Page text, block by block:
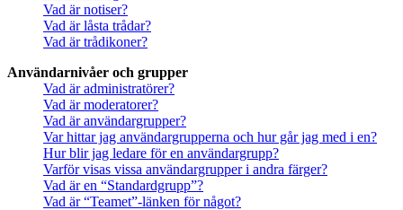
Vad är notiser?
Vad är låsta trådar?
Vad är trådikoner?
Användarnivåer och grupper
Vad är administratörer?
Vad är moderatorer?
Vad är användargrupper?
Var hittar jag användargrupperna och hur går jag med i en?
Hur blir jag ledare för en användargrupp?
Varför visas vissa användargrupper i andra färger?
Vad är en “Standardgrupp”?
Vad är “Teamet”-länken för något?